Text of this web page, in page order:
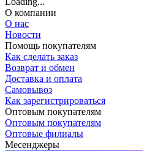
О компании
О нас
Новости
Помощь покупателям
Как сделать заказ
Возврат и обмен
Доставка и оплата
Самовывоз
Как зарегистрироваться
Оптовым покупателям
Оптовым покупателям
Оптовые филиалы
Месенджеры